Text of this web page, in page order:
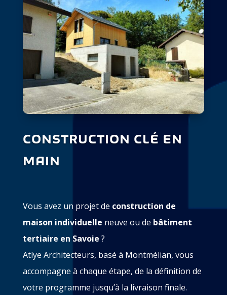
CONSTRUCTION CLÉ EN
MAIN
Vous avez un projet de construction de
maison individuelle neuve ou de bâtiment
tertiaire en Savoie ?
Atlye Architecteurs, basé à Montmélian, vous
accompagne à chaque étape, de la définition de
votre programme jusqu’à la livraison finale.